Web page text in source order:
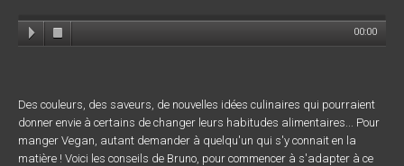
00:00
Des couleurs, des saveurs, de nouvelles idées culinaires qui pourraient
donner envie à certains de changer leurs habitudes alimentaires... Pour
manger Vegan, autant demander à quelqu'un qui s'y connait en la
matière ! Voici les conseils de Bruno, pour commencer à s'adapter à ce